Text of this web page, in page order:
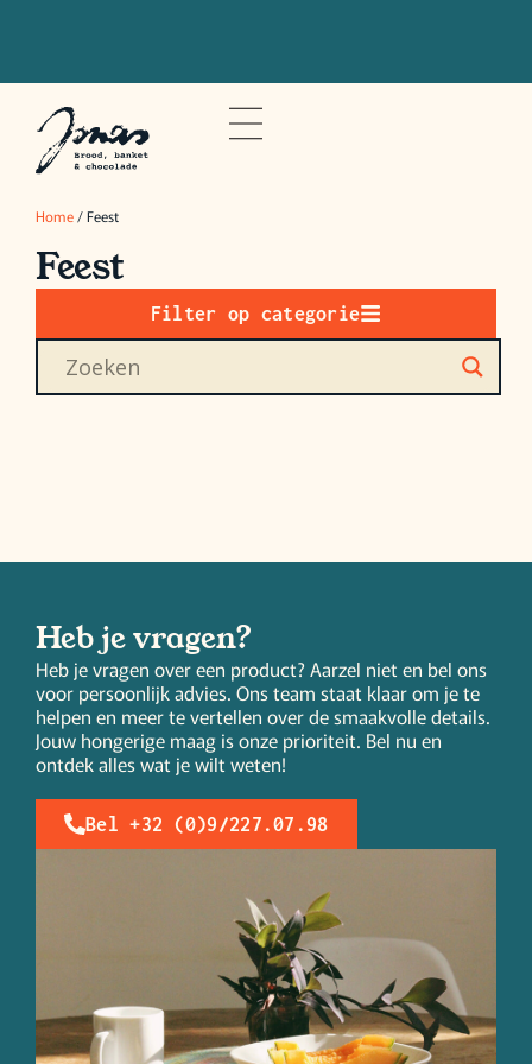
Bestel voor 20u om je bestelling de
volgende dag op te halen
Home/ Feest
Feest
Filter op categorie
Heb je vragen?
Heb je vragen over een product? Aarzel niet en bel ons
voor persoonlijk advies. Ons team staat klaar om je te
helpen en meer te vertellen over de smaakvolle details.
Jouw hongerige maag is onze prioriteit. Bel nu en
ontdek alles wat je wilt weten!
Bel +32 (0)9/227.07.98